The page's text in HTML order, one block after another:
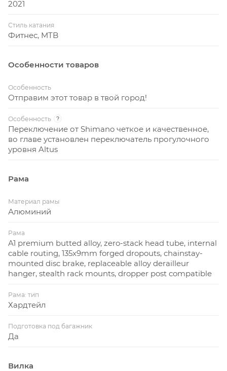
2021
Стиль катания
Фитнес, MTB
Особенности товаров
Особенность
Отправим этот товар в твой город!
Особенность ?
Переключение от Shimano четкое и качественное,
во главе установлен переключатель прогулочного
уровня Altus
Рама
Материал рамы
Алюминий
Рама
A1 premium butted alloy, zero-stack head tube, internal
cable routing, 135x9mm forged dropouts, chainstay-
mounted disc brake, replaceable alloy derailleur
hanger, stealth rack mounts, dropper post compatible
Рама: тип
Хардтейл
Подготовка под багажник
Да
Вилка